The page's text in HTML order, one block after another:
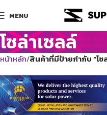
MENU
โซล่าเซลล์
หน้าหลัก สินค้าที่มีป้ายกำกับ “โซ